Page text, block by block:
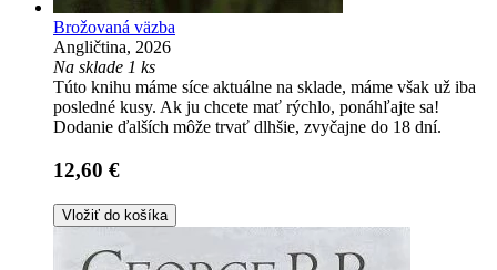
Brožovaná väzba
Angličtina, 2026
Na sklade 1 ks
Túto knihu máme síce aktuálne na sklade, máme však už iba
posledné kusy. Ak ju chcete mať rýchlo, ponáhľajte sa!
Dodanie ďalších môže trvať dlhšie, zvyčajne do 18 dní.
12,60 €
Vložiť do košíka